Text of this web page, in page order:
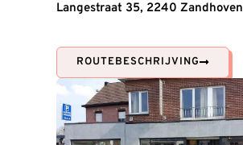
Langestraat 35, 2240 Zandhoven
ROUTEBESCHRIJVING